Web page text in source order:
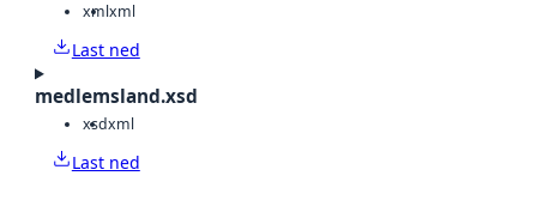
xmlxml
Last ned
medlemsland.xsd
xsdxml
Last ned